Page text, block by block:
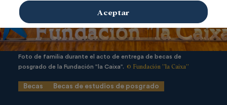
Foto de familia durante el acto de entrega de becas de
posgrado de la Fundación ”la Caixa”. © Fundación ”la Caixa”
Becas Becas de estudios de posgrado
Aceptar